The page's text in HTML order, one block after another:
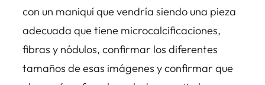
con un maniquí que vendría siendo una pieza
adecuada que tiene microcalcificaciones,
fibras y nódulos, confirmar los diferentes
tamaños de esas imágenes y confirmar que